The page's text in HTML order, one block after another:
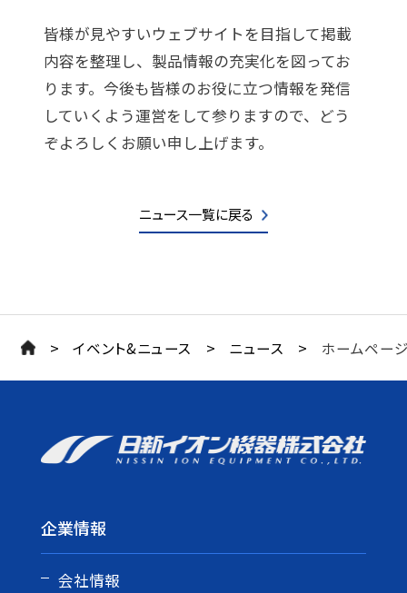
皆様が見やすいウェブサイトを目指して掲載
内容を整理し、製品情報の充実化を図ってお
ります。今後も皆様のお役に立つ情報を発信
していくよう運営をして参りますので、どう
ぞよろしくお願い申し上げます。
ニュース一覧に戻る
> イベント&ニュース > ニュース > ホームペー
企業情報
会社情報